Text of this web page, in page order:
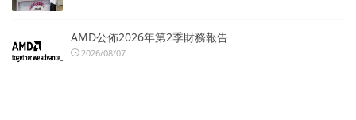
AMD公佈2026年第2季財務報告
2026/08/07